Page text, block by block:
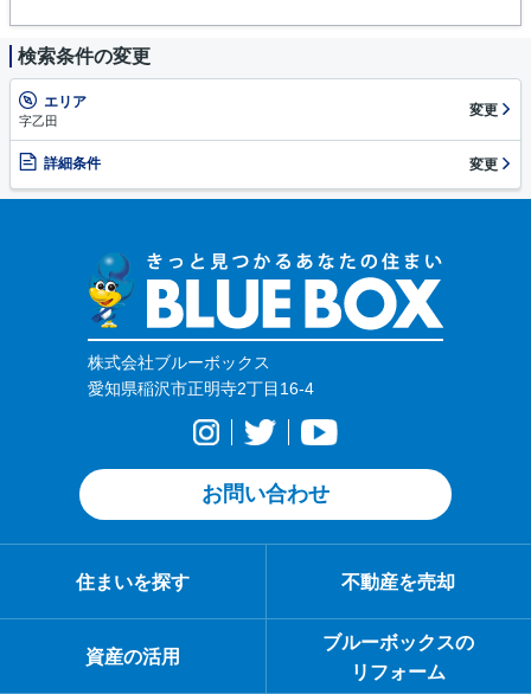
検索条件の変更
エリア
字乙田
変更
詳細条件 変更
株式会社ブルーボックス
愛知県稲沢市正明寺2丁目16-4
お問い合わせ
住まいを探す 不動産を売却
資産の活用
ブルーボックスの
リフォーム